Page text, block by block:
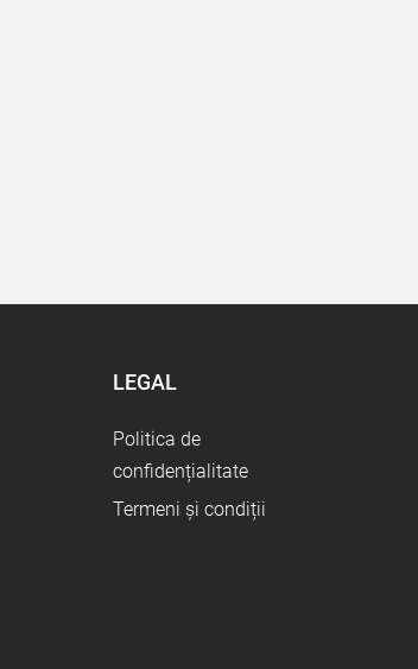
LEGAL
Politica de
confidențialitate
Termeni și condiții